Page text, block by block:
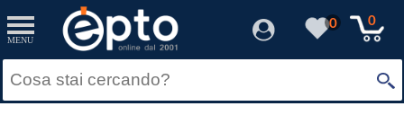
MENU
0 0
filter_id Resetta
filter_fprezzo
Prezzo minimo
Resetta
filter_adds
Solo Promozioni
Resetta